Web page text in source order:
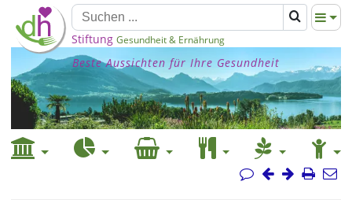
Stiftung Gesundheit & Ernährung
Beste Aussichten für Ihre Gesundheit